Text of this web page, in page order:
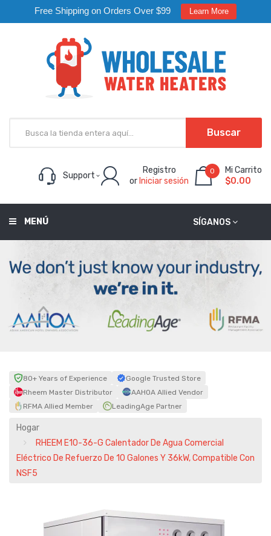
Free Shipping on Orders Over $99 Learn More
Buscar
Support
Registro
or Iniciar sesión
0
Mi Carrito
$0.00
SÍGANOS
MENÚ
80+ Years of Experience
Google Trusted Store
Rheem Master Distributor
AAHOA Allied Vendor
RFMA Allied Member
LeadingAge Partner
Hogar
RHEEM E10-36-G Calentador De Agua Comercial
Eléctrico De Refuerzo De 10 Galones Y 36kW, Compatible Con
NSF5